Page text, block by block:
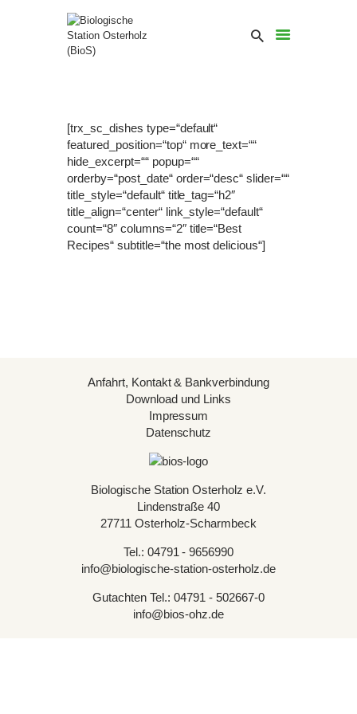
[trx_sc_dishes type=“default“
featured_position=“top“ more_text=““
hide_excerpt=““ popup=““
orderby=“post_date“ order=“desc“ slider=““
title_style=“default“ title_tag=“h2″
title_align=“center“ link_style=“default“
count=“8″ columns=“2″ title=“Best
Recipes“ subtitle=“the most delicious“]
Anfahrt, Kontakt & Bankverbindung
Download und Links
Impressum
Datenschutz
Biologische Station Osterholz e.V.
Lindenstraße 40
27711 Osterholz-Scharmbeck
Tel.: 04791 - 9656990
info@biologische-station-osterholz.de
Gutachten Tel.: 04791 - 502667-0
info@bios-ohz.de